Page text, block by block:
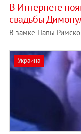
В Интернете
свадьбы
В замке Папы
Украина